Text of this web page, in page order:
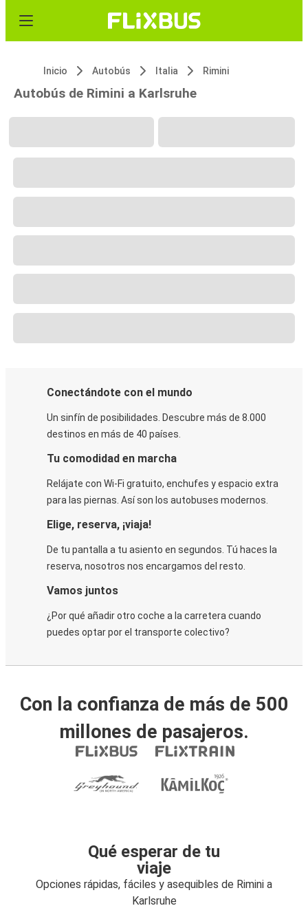
Inicio Autobús Italia Rimini
Autobús de Rimini a Karlsruhe
Conectándote con el mundo
Un sinfín de posibilidades. Descubre más de 8.000
destinos en más de 40 países.
Tu comodidad en marcha
Relájate con Wi-Fi gratuito, enchufes y espacio extra
para las piernas. Así son los autobuses modernos.
Elige, reserva, ¡viaja!
De tu pantalla a tu asiento en segundos. Tú haces la
reserva, nosotros nos encargamos del resto.
Vamos juntos
¿Por qué añadir otro coche a la carretera cuando
puedes optar por el transporte colectivo?
Con la confianza de más de 500
millones de pasajeros.
Qué esperar de tu
viaje
Opciones rápidas, fáciles y asequibles de Rimini a
Karlsruhe